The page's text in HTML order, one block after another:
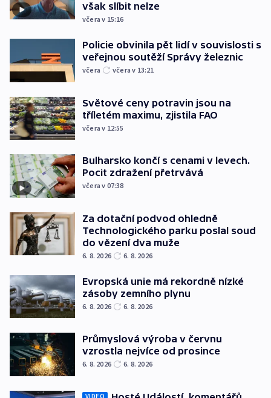
však slíbit nelze
včera v 15:16
Policie obvinila pět lidí v souvislosti s
veřejnou soutěží Správy železnic
včera včera v 13:21
Světové ceny potravin jsou na
tříletém maximu, zjistila FAO
včera v 12:55
Bulharsko končí s cenami v levech.
Pocit zdražení přetrvává
včera v 07:38
Za dotační podvod ohledně
Technologického parku poslal soud
do vězení dva muže
6. 8. 2026 6. 8. 2026
Evropská unie má rekordně nízké
zásoby zemního plynu
6. 8. 2026 6. 8. 2026
Průmyslová výroba v červnu
vzrostla nejvíce od prosince
6. 8. 2026 6. 8. 2026